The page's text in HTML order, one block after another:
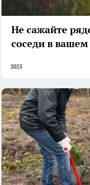
Не сажайте
соседи в вашем
2025